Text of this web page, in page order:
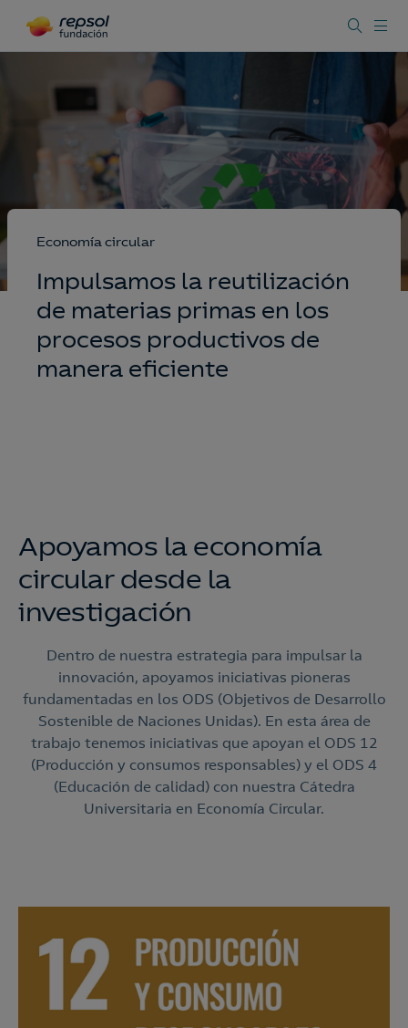
Economía circular
Impulsamos la reutilización
de materias primas en los
procesos productivos de
manera eficiente​
Apoyamos la economía
circular desde la
investigación
Dentro de nuestra estrategia para impulsar la
innovación, apoyamos iniciativas pioneras
fundamentadas en los ODS (Objetivos de Desarrollo
Sostenible de Naciones Unidas). En esta área de
trabajo tenemos iniciativas que apoyan el ODS 12
(Producción y consumos responsables) y el ODS 4
(Educación de calidad) con nuestra Cátedra
Universitaria en Economía Circular.